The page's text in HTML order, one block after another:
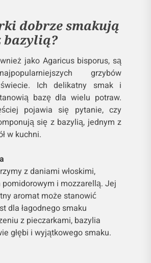
dobrze smakują
bazylią?
jako Agaricus bisporus, są
grzybów
Ich delikatny smak i
bazę dla wielu potraw.
pojawia się pytanie, czy
się z bazylią, jednym z
w kuchni.
z daniami włoskimi,
pomidorowym i mozzarellą. Jej
aromat może stanowić
dla łagodnego smaku
z pieczarkami, bazylia
głębi i wyjątkowego smaku.